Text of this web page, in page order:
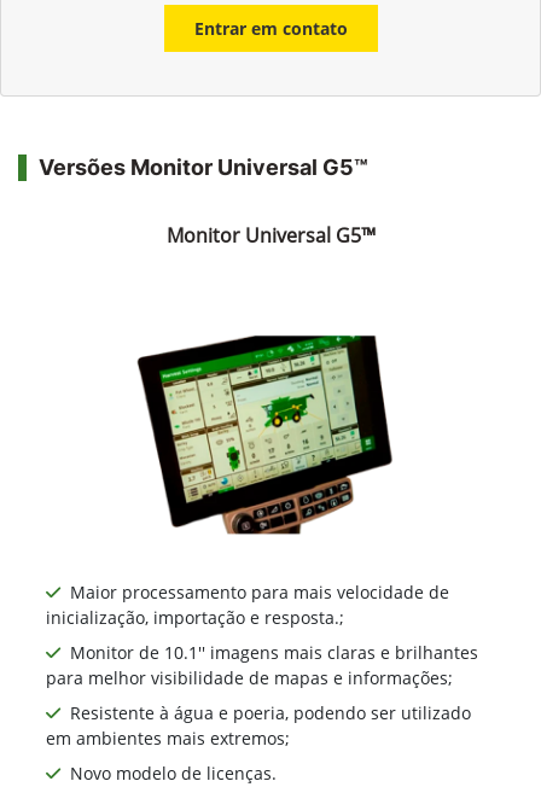
Entrar em contato
Versões Monitor Universal G5™
Monitor Universal G5™
Maior processamento para mais velocidade de
inicialização, importação e resposta.;
Monitor de 10.1'' imagens mais claras e brilhantes
para melhor visibilidade de mapas e informações;
Resistente à água e poeria, podendo ser utilizado
em ambientes mais extremos;
Novo modelo de licenças.